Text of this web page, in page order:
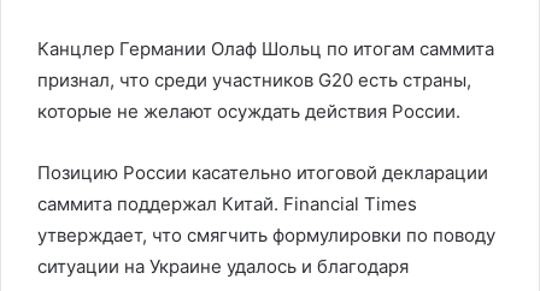
Канцлер Германии Олаф Шольц по итогам саммита
признал, что среди участников G20 есть страны,
которые не желают осуждать действия России.
Позицию России касательно итоговой декларации
саммита поддержал Китай. Financial Times
утверждает, что смягчить формулировки по поводу
ситуации на Украине удалось и благодаря